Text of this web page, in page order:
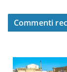
Commenti